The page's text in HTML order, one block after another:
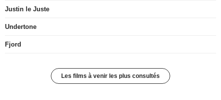
Justin le Juste
Undertone
Fjord
Les films à venir les plus consultés